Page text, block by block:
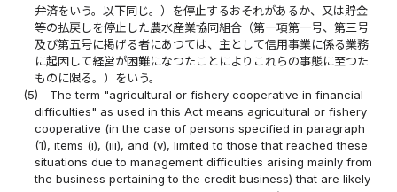
弁済をいう。以下同じ。）を停止するおそれがあるか、又は貯金
等の払戻しを停止した農水産業協同組合（第一項第一号、第三号
及び第五号に掲げる者にあつては、主として信用事業に係る業務
に起因して経営が困難になつたことによりこれらの事態に至つた
ものに限る。）をいう。
(5)
The term "agricultural or fishery cooperative in financial
difficulties" as used in this Act means agricultural or fishery
cooperative (in the case of persons specified in paragraph
(1), items (i), (iii), and (v), limited to those that reached these
situations due to management difficulties arising mainly from
the business pertaining to the credit business) that are likely